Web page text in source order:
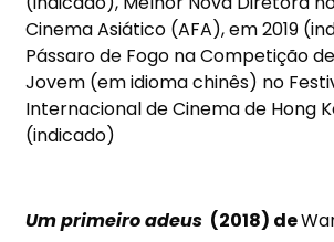
Cinema Asiático (AFA), em 2019
Pássaro de Fogo na Competição
Jovem (em idioma chinês) no
Internacional de Cinema de Hong
(indicado)
Um primeiro adeus (2018) de